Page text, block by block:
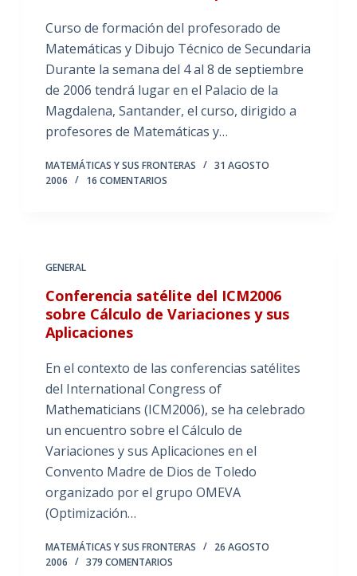
Curso de formación del profesorado de
Matemáticas y Dibujo Técnico de Secundaria
Durante la semana del 4 al 8 de septiembre
de 2006 tendrá lugar en el Palacio de la
Magdalena, Santander, el curso, dirigido a
profesores de Matemáticas y…
MATEMÁTICAS Y SUS FRONTERAS
31 AGOSTO
2006
16 COMENTARIOS
GENERAL
Conferencia satélite del ICM2006
sobre Cálculo de Variaciones y sus
Aplicaciones
En el contexto de las conferencias satélites
del International Congress of
Mathematicians (ICM2006), se ha celebrado
un encuentro sobre el Cálculo de
Variaciones y sus Aplicaciones en el
Convento Madre de Dios de Toledo
organizado por el grupo OMEVA
(Optimización…
MATEMÁTICAS Y SUS FRONTERAS
26 AGOSTO
2006
379 COMENTARIOS